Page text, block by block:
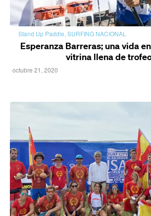
Stand Up Paddle, SURFING NACIONAL
Esperanza Barreras; una vida
vitrina llena de
octubre 21, 2020